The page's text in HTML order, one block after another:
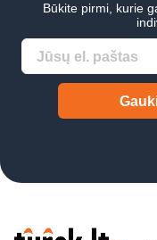
Būkite pirmi, kurie